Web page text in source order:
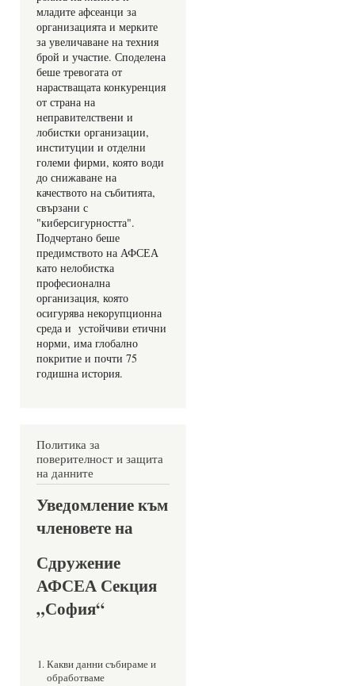
младите афсеанци за
организацията и мерките
за увеличаване на техния
брой и участие. Споделена
беше тревогата от
нарастващата конкуренция
от страна на
неправителствени и
лобистки организации,
институции и отделни
големи фирми, която води
до снижаване на
качеството на събитията,
свързани с
"киберсигурността".
Подчертано беше
предимството на АФСЕА
като нелобистка
професионална
организация, която
осигурява некорупционна
среда и  устойчиви етични
норми, има глобално
покритие и почти 75
годишна история.
Политика за
поверителност и защита
на данните
Уведомление към
членовете на
Сдружение
АФСЕА Секция
„София“
Какви данни събираме и
обработваме